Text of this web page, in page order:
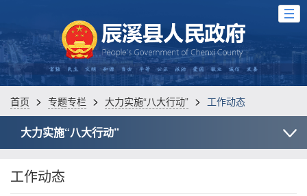
首页 > 专题专栏 > 大力实施“八大行动” > 工作动态
大力实施“八大行动”
工作动态